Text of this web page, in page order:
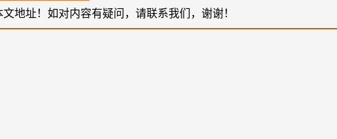
地址！如对内容有疑问，请联系我们，谢谢！